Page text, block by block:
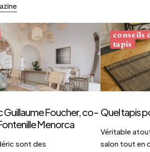
Guillaume Foucher, co-
Menorca
sont des
conseils
tapis
Quel tapis
Véritable
salon tout en